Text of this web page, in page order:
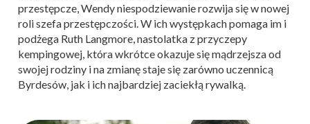
przestępcze, Wendy niespodziewanie rozwija się w nowej
roli szefa przestępczości. W ich występkach pomaga im i
podżega Ruth Langmore, nastolatka z przyczepy
kempingowej, która wkrótce okazuje się mądrzejsza od
swojej rodziny i na zmianę staje się zarówno uczennicą
Byrdesów, jak i ich najbardziej zaciekłą rywalką.